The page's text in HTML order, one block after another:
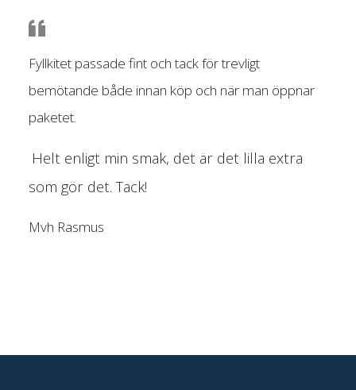
Fyllkitet passade fint och tack för trevligt
bemötande både innan köp och när man öppnar
paketet.
Helt enligt min smak, det är det lilla extra
som gör det. Tack!
Mvh Rasmus